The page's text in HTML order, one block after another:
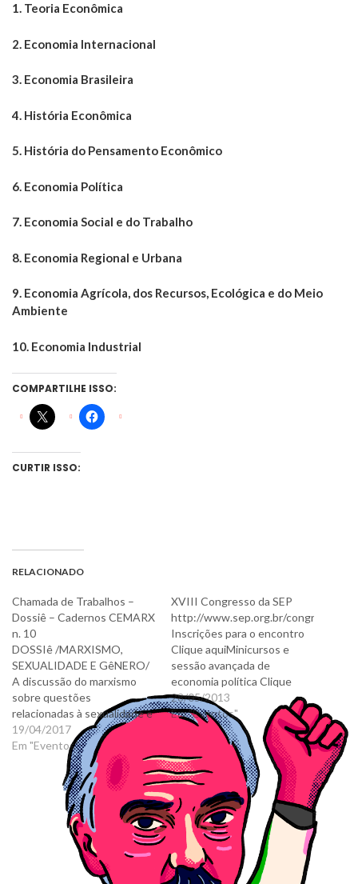
1. Teoria Econômica
2. Economia Internacional
3. Economia Brasileira
4. História Econômica
5. História do Pensamento Econômico
6. Economia Política
7. Economia Social e do Trabalho
8. Economia Regional e Urbana
9. Economia Agrícola, dos Recursos, Ecológica e do Meio
Ambiente
10. Economia Industrial
COMPARTILHE ISSO:
CURTIR ISSO:
RELACIONADO
Chamada de Trabalhos –
Dossiê – Cadernos CEMARX
n. 10
DOSSIê /MARXISMO,
SEXUALIDADE E GêNERO/
A discussão do marxismo
sobre questões
relacionadas à sexualidade e
ao gênero não é nova. Como
movimento teórico e
político, o marxismo sempre
participou das disputas que
alimentam tais questões e,
ainda que de maneira
controversa (por muitas
vezes apresentar leituras
economicistas sobre o
19/04/2017
Em "Eventos"
XVIII Congresso da SEP
http://www.sep.org.br/congresso/
Inscrições para o encontro
Clique aquiMinicursos e
sessão avançada de
economia política Clique
aqui Lista dos trabalhos
aprovados Clique aqui
Promoção:Sociedade
Brasileira de Economia
Política (SEP)Realização:
Centro de Desenvolvimento
e Planejamento Regional
(Cedeplar/FACE/UFMG)
Programa de Pós-graduação
em Economia da
UFMGApoio:- CAPES - IPEA
- BNB - FAPEMIG - BNDES…
28/05/2013
Em "Eventos"